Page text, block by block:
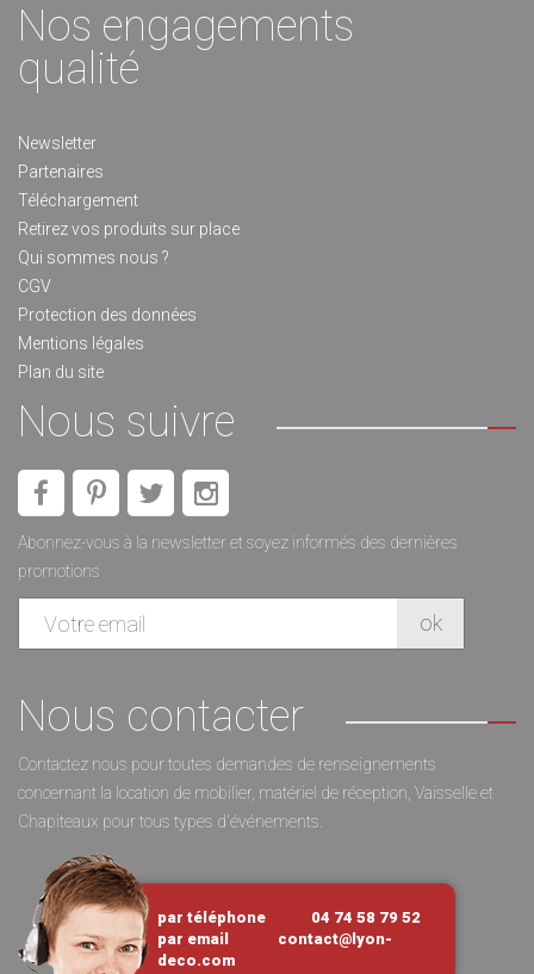
Nos engagements
qualité
Newsletter
Partenaires
Téléchargement
Retirez vos produits sur place
Qui sommes nous ?
CGV
Protection des données
Mentions légales
Plan du site
Nous suivre
Abonnez-vous à la newsletter et soyez informés des dernières
promotions
Nous contacter
Contactez nous pour toutes demandes de renseignements
concernant la location de mobilier, matériel de réception, Vaisselle et
Chapiteaux pour tous types d'événements.
par téléphone
04 74 58 79 52
par email
contact@lyon-
deco.com